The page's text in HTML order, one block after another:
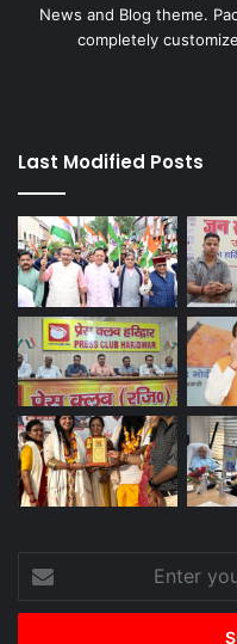
News and Blog theme.
completely
Last Modified Posts
your
Email